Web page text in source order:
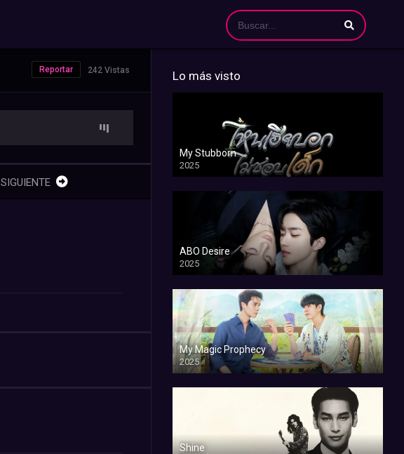
242 Vistas
Reportar
SIGUIENTE
Lo más visto
My Stubborn
2025
ABO Desire
2025
My Magic Prophecy
2025
Shine